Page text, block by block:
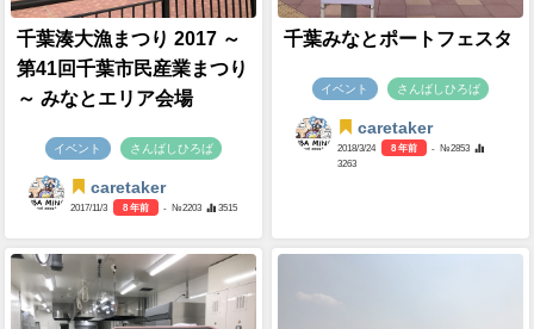
千葉湊大漁まつり 2017 ～
第41回千葉市民産業まつり
～ みなとエリア会場
イベント さんばしひろば
caretaker
2017/11/3 8 年前 - №2203 3515
千葉みなとポートフェスタ
イベント さんばしひろば
caretaker
2018/3/24 8 年前
- №2853
3263